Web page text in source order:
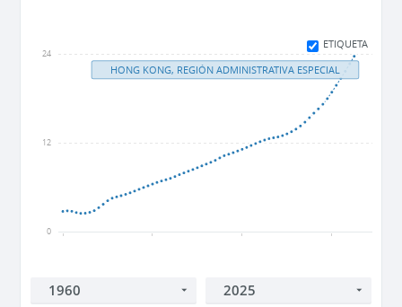
ETIQUETA
0
12
24
HONG KONG, REGIÓN ADMINISTRATIVA ESPECIAL